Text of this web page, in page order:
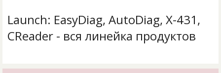
Launch: EasyDiag, AutoDiag, X-431,
CReader - вся линейка продуктов